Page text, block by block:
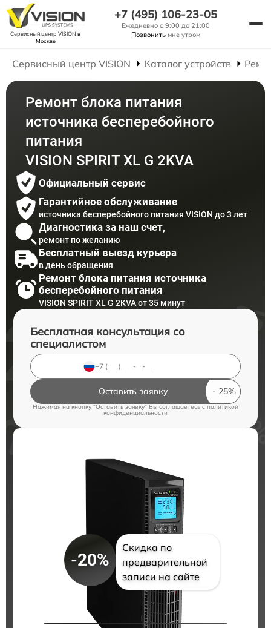
Сервисный центр VISION в
Москве
+7 (495) 106-23-05
Ежедневно с 9:00 до 21:00
Позвонить мне утром
Сервисный центр VISION Каталог устройств
Ремонт блока питания
источника бесперебойного
питания
VISION SPIRIT XL G 2KVA
Официальный сервис
Гарантийное обслуживание
источника бесперебойного питания VISION до 3 лет
Диагностика за наш счет,
ремонт по желанию
Бесплатный выезд курьера
в день обращения
Ремонт блока питания источника
бесперебойного питания
VISION SPIRIT XL G 2KVA от 35 минут
Бесплатная консультация со
специалистом
Оставить заявку
Нажимая на кнопку "Оставить заявку" Вы соглашаетесь cполитикой
конфиденциальности
-20%
Скидка по
предварительной
записи на сайте